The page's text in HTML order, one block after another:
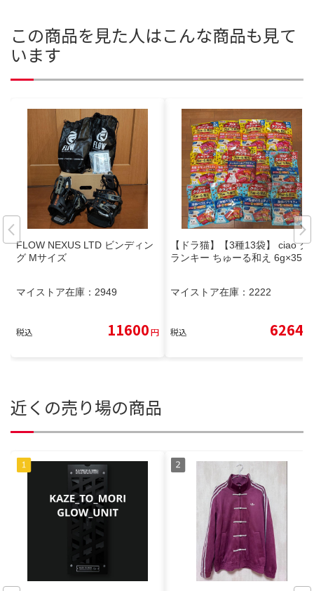
この商品を見た人はこんな商品も見て
います
FLOW NEXUS LTD ビンディン
グ Mサイズ
マイストア在庫： 2949
税込 11600円
【ドラ猫】【3種13袋】 ciao ク
ランキー ちゅーる和え 6g×35
マイストア在庫： 2222
税込 6264
近くの売り場の商品